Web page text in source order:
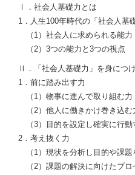
Ⅰ．社会人基礎力とは
1．人生100年時代の「社会人基
（1）社会人に求められる能力
（2）3つの能力と3つの視点
Ⅱ．「社会人基礎力」を身につ
1．前に踏み出す力
（1）物事に進んで取り組む力
（2）他人に働きかけ巻き込む
（3）目的を設定し確実に行動
2．考え抜く力
（1）現状を分析し目的や課題
（2）課題の解決に向けたプロ